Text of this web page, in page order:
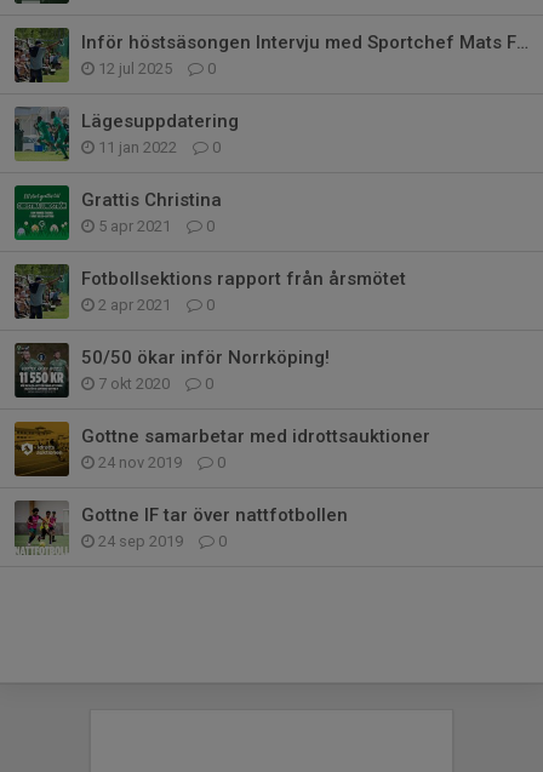
Inför höstsäsongen Intervju med Sportchef Mats Falck
12 jul 2025 0
Lägesuppdatering
11 jan 2022 0
Grattis Christina
5 apr 2021 0
Fotbollsektions rapport från årsmötet
2 apr 2021 0
50/50 ökar inför Norrköping!
7 okt 2020 0
Gottne samarbetar med idrottsauktioner
24 nov 2019 0
Gottne IF tar över nattfotbollen
24 sep 2019 0